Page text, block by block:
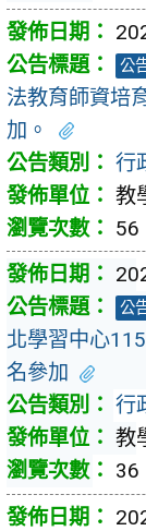
公
法教育師資培
加。
行
教
56
公
北學習中心
名參加
行
教
36